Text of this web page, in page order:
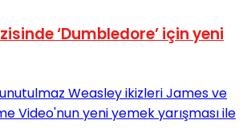
‘Dumbledore’ için yeni